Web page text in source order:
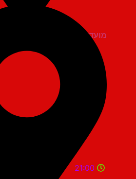
מועדון הגריי יהוד
21:00